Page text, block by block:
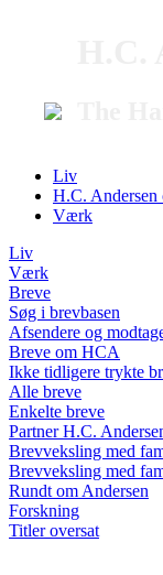
Liv
H.C. Andersen
Værk
Liv
Værk
Breve
Søg i brevbasen
Afsendere og
Breve om HCA
Ikke tidligere trykte
Alle breve
Enkelte breve
Partner H.C.
Brevveksling med
Brevveksling med
Rundt om Andersen
Forskning
Titler oversat